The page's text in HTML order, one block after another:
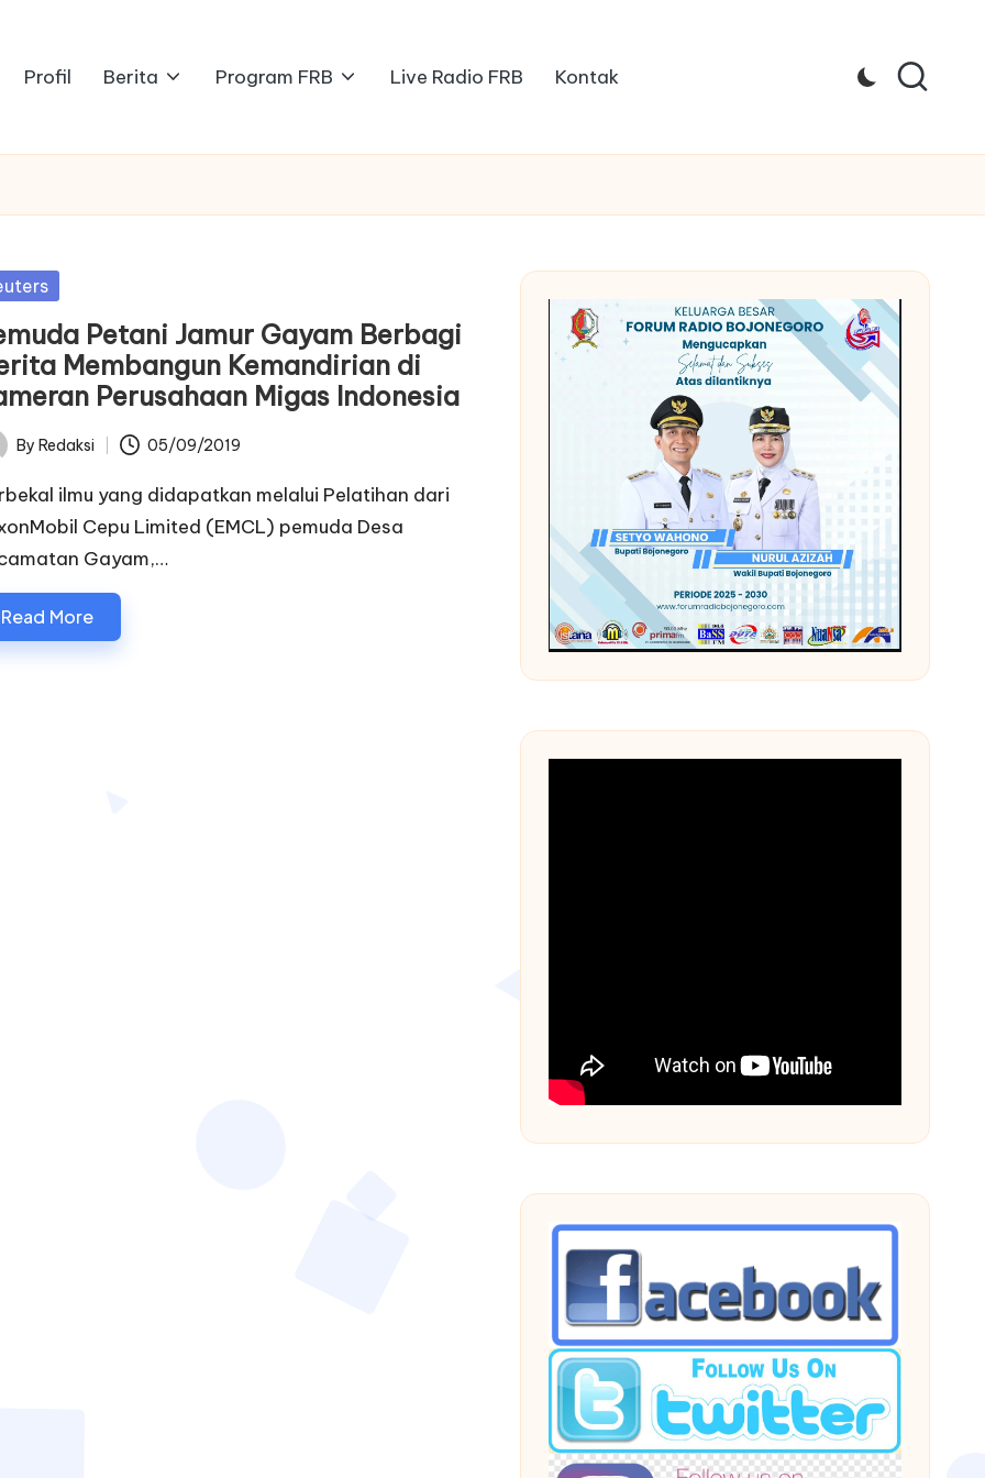
Profil Berita Program FRB Live Radio FRB Kontak
Petani Jamur Gayam Berbagi
Membangun Kemandirian di
Perusahaan Migas Indonesia
By Redaksi 05/09/2019
ilmu yang didapatkan melalui Pelatihan dari
Cepu Limited (EMCL) pemuda Desa
Gayam,…
Read More